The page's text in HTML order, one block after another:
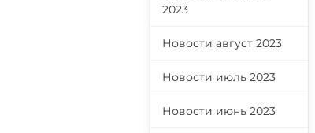
2023
Новости август 2023
Новости июль 2023
Новости июнь 2023